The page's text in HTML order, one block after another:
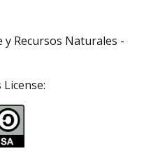
y Recursos Naturales -